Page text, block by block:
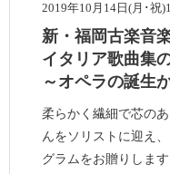
2019年10月14日(月･祝
新・福岡古楽音
イタリア歌曲集
～オペラの誕生
柔らかく繊細で芯の
んをソリストに迎え
グラムをお贈りしま